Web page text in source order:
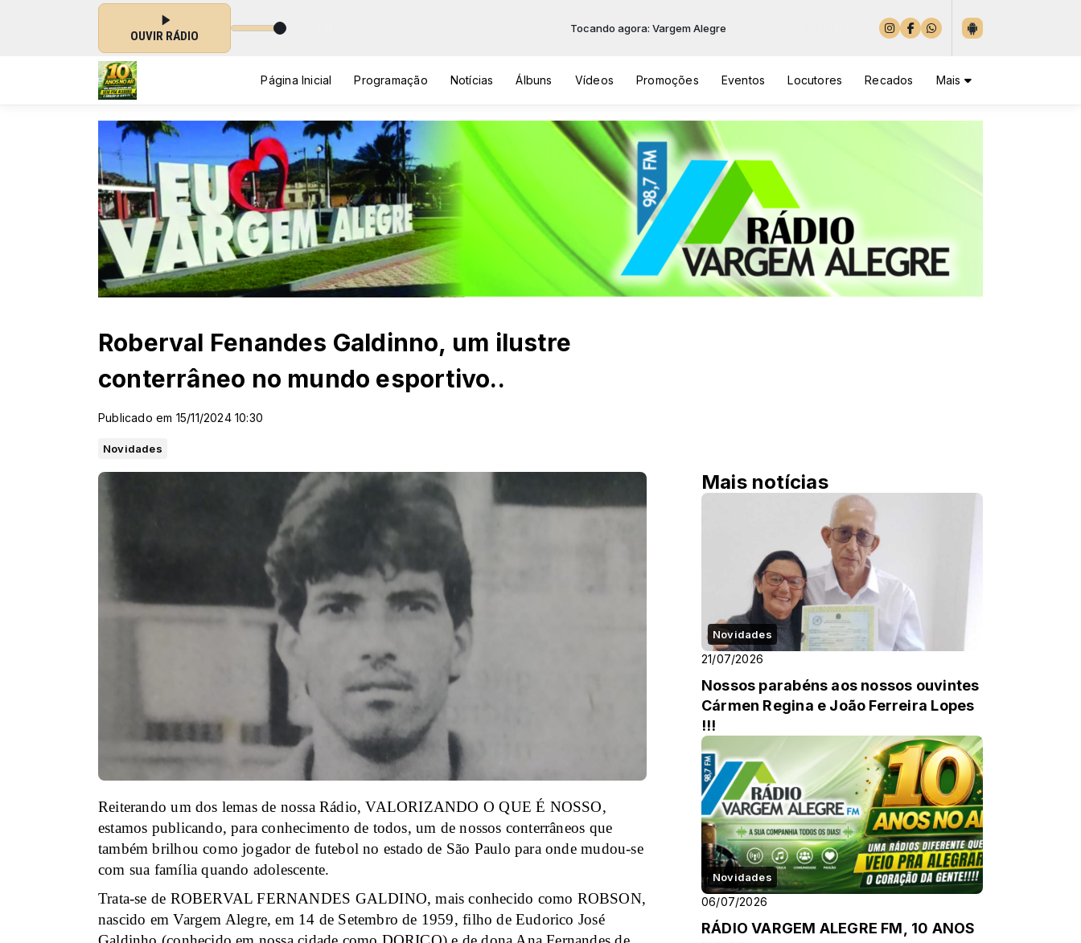
OUVIR RÁDIO
Tocando agora: Vargem Alegre
Página Inicial Programação Notícias Álbuns Vídeos Promoções Eventos Locutores Recados Mais
Roberval Fenandes Galdinno, um ilustre
conterrâneo no mundo esportivo..
Publicado em 15/11/2024 10:30
Novidades
Reiterando um dos lemas de nossa Rádio, VALORIZANDO O QUE É NOSSO,
estamos publicando, para conhecimento de todos, um de nossos conterrâneos que
também brilhou como jogador de futebol no estado de São Paulo para onde mudou-se
com sua família quando adolescente.
Trata-se de ROBERVAL FERNANDES GALDINO, mais conhecido como ROBSON,
nascido em Vargem Alegre, em 14 de Setembro de 1959, filho de Eudorico José
Mais notícias
Novidades
21/07/2026
Nossos parabéns aos nossos ouvintes
Cármen Regina e João Ferreira Lopes
!!!
Novidades
06/07/2026
RÁDIO VARGEM ALEGRE FM, 10 ANOS